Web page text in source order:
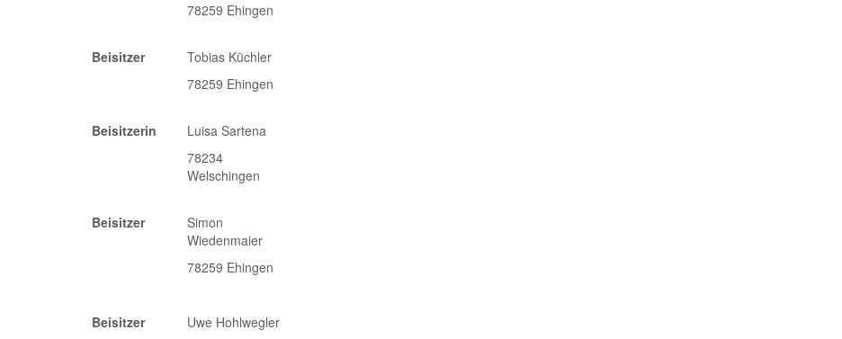
78259 Ehingen
Beisitzer
Tobias Küchler
78259 Ehingen
Beisitzerin
Luisa Sartena
78234
Welschingen
Beisitzer
Simon
Wiedenmaier
78259 Ehingen
Beisitzer
Uwe Hohlwegler